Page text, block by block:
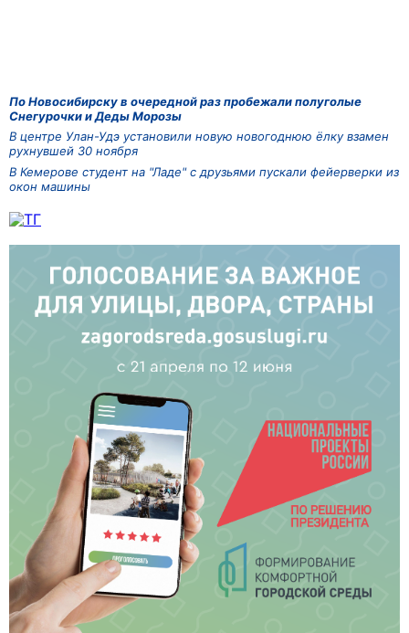
По Новосибирску в очередной раз пробежали полуголые
Снегурочки и Деды Морозы
В центре Улан-Удэ установили новую новогоднюю ёлку взамен
рухнувшей 30 ноября
В Кемерове студент на "Ладе" с друзьями пускали фейерверки из
окон машины